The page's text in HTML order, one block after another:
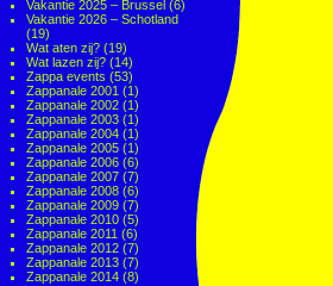
Vakantie 2025 – Brussel (6)
Vakantie 2026 – Schotland
(19)
Wat aten zij? (19)
Wat lazen zij? (14)
Zappa events (53)
Zappanale 2001 (1)
Zappanale 2002 (1)
Zappanale 2003 (1)
Zappanale 2004 (1)
Zappanale 2005 (1)
Zappanale 2006 (6)
Zappanale 2007 (7)
Zappanale 2008 (6)
Zappanale 2009 (7)
Zappanale 2010 (5)
Zappanale 2011 (6)
Zappanale 2012 (7)
Zappanale 2013 (7)
Zappanale 2014 (8)